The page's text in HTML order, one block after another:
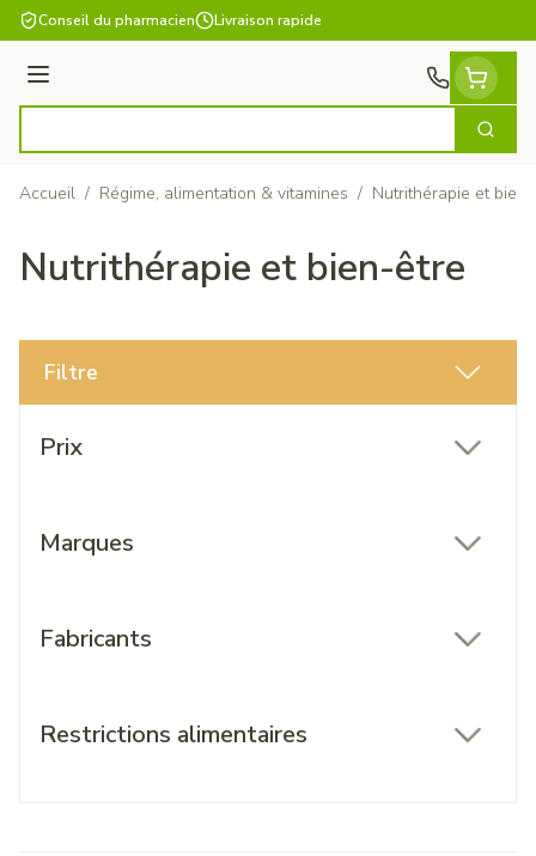
Aller au contenu
Conseil du pharmacien Livraison rapide
Menu
Accueil / Régime, alimentation & vitamines / Nutrithérapie et
Nutrithérapie et bien-être
Filtre
Prix
Marques
Fabricants
Restrictions alimentaires